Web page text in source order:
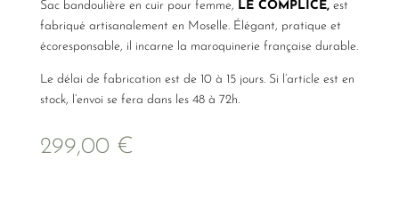
Sac bandoulière en cuir pour femme, LE COMPLICE,est
fabriqué artisanalement en Moselle. Élégant, pratique et
écoresponsable, il incarne la maroquinerie française durable.
Le délai de fabrication est de 10 à 15 jours. Si l’article est en
stock, l’envoi se fera dans les 48 à 72h.
299,00 €